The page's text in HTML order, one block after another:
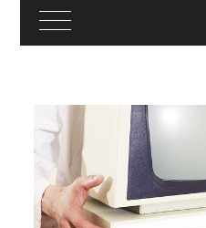
content